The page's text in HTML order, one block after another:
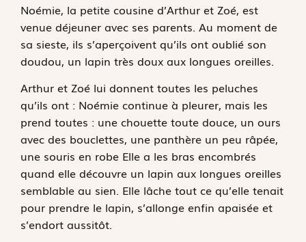
Noémie, la petite cousine d’Arthur et Zoé, est
venue déjeuner avec ses parents. Au moment de
sa sieste, ils s’aperçoivent qu’ils ont oublié son
doudou, un lapin très doux aux longues oreilles.
Arthur et Zoé lui donnent toutes les peluches
qu’ils ont : Noémie continue à pleurer, mais les
prend toutes : une chouette toute douce, un ours
avec des bouclettes, une panthère un peu râpée,
une souris en robe Elle a les bras encombrés
quand elle découvre un lapin aux longues oreilles
semblable au sien. Elle lâche tout ce qu’elle tenait
pour prendre le lapin, s’allonge enfin apaisée et
s’endort aussitôt.